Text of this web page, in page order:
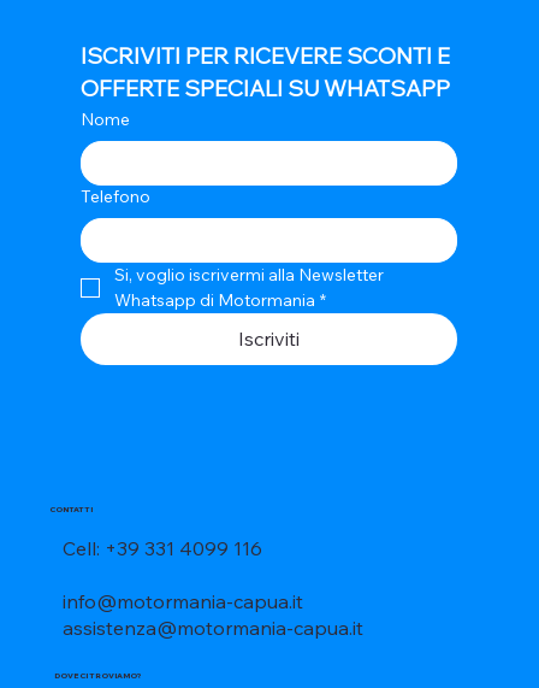
CONTATTI
Cell: +39 331 4099 116
info@motormania-capua.it
assistenza@motormania-capua.it
DOVE CI TROVIAMO?
ISCRIVITI PER RICEVERE SCONTI E
OFFERTE SPECIALI SU WHATSAPP
Nome
Telefono
Si, voglio iscrivermi alla Newsletter
Whatsapp di Motormania *
Iscriviti